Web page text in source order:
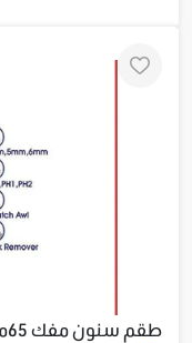
طقم سنون مفك 65مللي9 قطع ESDRH0902